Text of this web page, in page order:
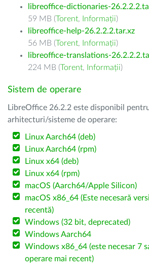
libreoffice-dictionaries-
59 MB (Torent, Informații)
libreoffice-help-26.2.2.2.tar.xz
56 MB (Torent, Informații)
libreoffice-translations-
224 MB (Torent, Informații)
Sistem de operare
LibreOffice 26.2.2 este disponibil
arhitecturi/sisteme de operare:
Linux Aarch64 (deb)
Linux Aarch64 (rpm)
Linux x64 (deb)
Linux x64 (rpm)
macOS (Aarch64/Apple Silicon)
macOS x86_64 (Este necesară
recentă)
Windows (32 bit, deprecated)
Windows Aarch64
Windows x86_64 (este necesar 7
operare mai recent)